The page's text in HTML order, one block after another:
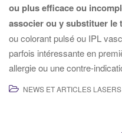
ou plus efficace ou
associer ou y substituer le
ou colorant pulsé ou IPL
parfois intéressante en
allergie ou une contre-
NEWS ET ARTICLES LASERS